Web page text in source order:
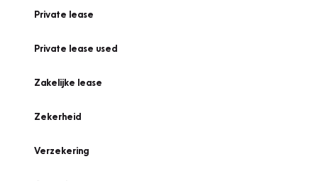
Private lease
Private lease used
Zakelijke lease
Zekerheid
Verzekering